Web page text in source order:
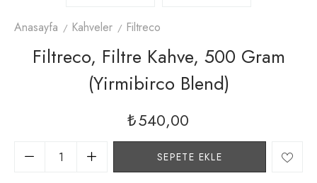
Anasayfa Kahveler Filtreco
Filtreco, Filtre Kahve, 500 Gram
(yirmibirco Blend)
₺540,00
SEPETE EKLE